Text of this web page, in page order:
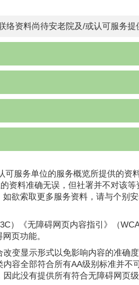
络资料尚待安老院及/或认可服务提
服务单位的服务概览所提供的资
资料准确无误，但社署并不对该
欲索取更多服务资料，请与个别
）《无障碍网页内容指引》（
页功能。
变显示形式以免影响内容的准确度
容全部符合所有AA级别标准并不可
此没有提供所有符合无障碍网页级